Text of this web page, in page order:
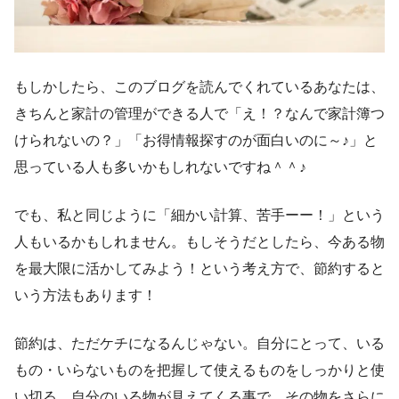
もしかしたら、このブログを読んでくれているあなたは、
きちんと家計の管理ができる人で「え！？なんで家計簿つ
けられないの？」「お得情報探すのが面白いのに～♪」と
思っている人も多いかもしれないですね＾＾♪
でも、私と同じように「細かい計算、苦手ーー！」という
人もいるかもしれません。もしそうだとしたら、今ある物
を最大限に活かしてみよう！という考え方で、節約すると
いう方法もあります！
節約は、ただケチになるんじゃない。自分にとって、いる
もの・いらないものを把握して使えるものをしっかりと使